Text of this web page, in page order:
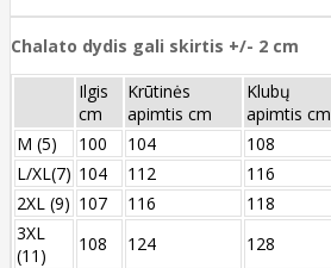
Chalato dydis gali skirtis +/- 2 cm
Ilgis
cm
Krūtinės
apimtis cm
Klubų
apimtis cm
M (5)
100 104 108
L/XL(7) 104 112 116
2XL (9) 107 116 118
3XL
(11)
108 124 128